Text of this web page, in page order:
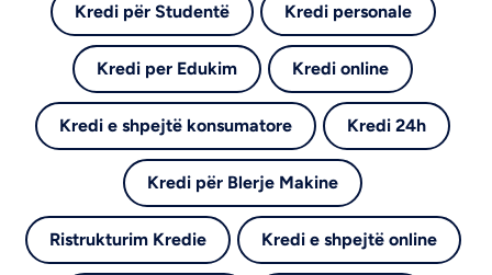
Kredi për Studentë Kredi personale
Kredi per Edukim Kredi online
Kredi e shpejtë konsumatore Kredi 24h
Kredi për Blerje Makine
Ristrukturim Kredie Kredi e shpejtë online